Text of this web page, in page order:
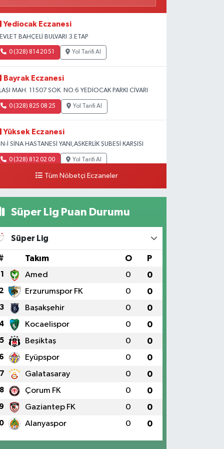
Yediocak Eczanesi
BAHÇELİ BULVARI 3.ETAP
0 (328) 814 20 51 Yol Tarifi Al
Bayrak Eczanesi
MAH. 11507 SOK. NO:6 YEDİOCAK PARKI CİVARI
0 (328) 825 08 25 Yol Tarifi Al
Yüksek Eczanesi
İ SİNA HASTANESİ YANI,ASKERLİK ŞUBESİ KARŞISI
0 (328) 812 02 00 Yol Tarifi Al
Tüm Nöbetçi Eczaneler
Süper Lig Puan Durumu
Süper Lig
Takım O P
1 Amed 0 0
2 Erzurumspor FK 0 0
3 Başakşehir 0 0
4 Kocaelispor 0 0
5 Beşiktaş 0 0
6 Eyüpspor 0 0
7 Galatasaray 0 0
8 Çorum FK 0 0
9 Gaziantep FK 0 0
Alanyaspor 0 0